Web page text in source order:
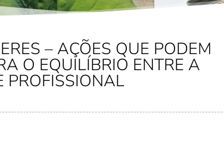
– AÇÕES QUE PODEM
O EQUILÍBRIO ENTRE A
PROFISSIONAL